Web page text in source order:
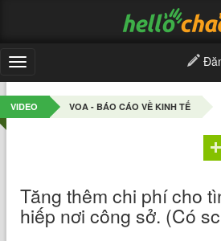
Toggle
navigation
VIDEO VOA - BÁO CÁO VỀ KINH TẾ
Tăng thêm chi phí cho
hiếp nơi công sở. (Có